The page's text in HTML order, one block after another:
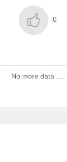
 0
No more data ....